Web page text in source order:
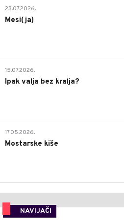
23.07.2026.
Mesi(ja)
15.07.2026.
Ipak valja bez kralja?
17.05.2026.
Mostarske kiše
NAVIJAČI